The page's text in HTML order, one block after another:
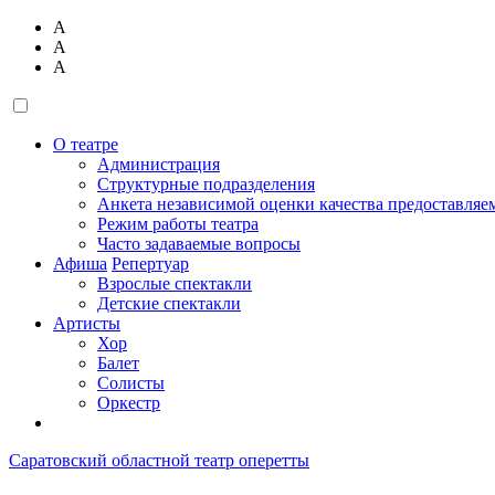
А
А
А
О театре
Администрация
Структурные подразделения
Анкета независимой оценки качества
Режим работы театра
Часто задаваемые вопросы
Афиша Репертуар
Взрослые спектакли
Детские спектакли
Артисты
Хор
Балет
Солисты
Оркестр
Саратовский областной театр оперетты